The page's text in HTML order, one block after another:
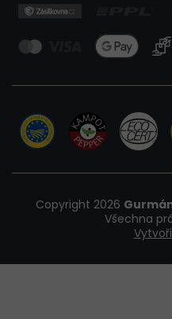
Copyright 2026
Všechna